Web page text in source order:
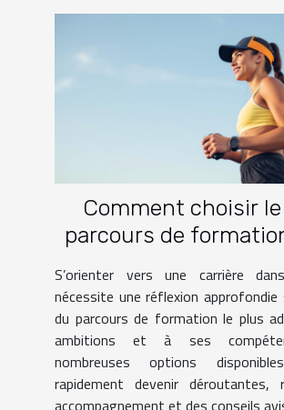
Comment choisir
parcours de
une carrière dans le
S’orienter vers une carrière
nécessite une réflexion approfondie
du parcours de formation le plus
ambitions et à ses
nombreuses options
rapidement devenir déroutantes,